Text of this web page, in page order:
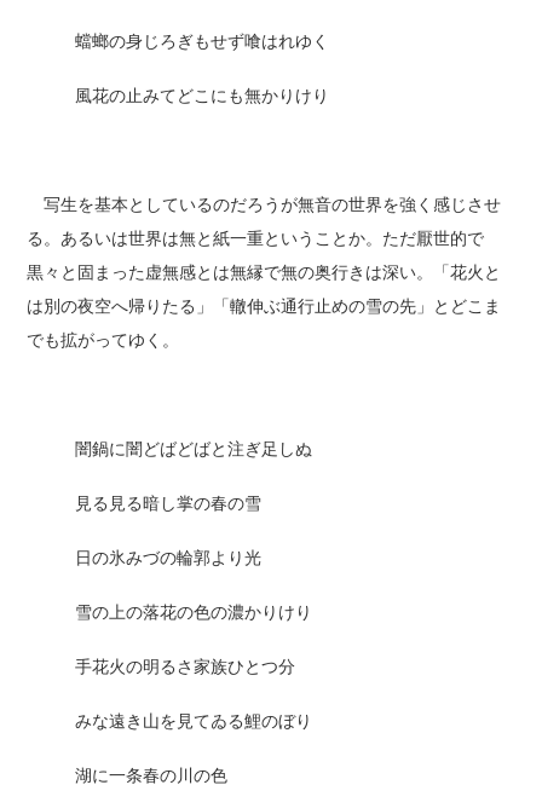
蟷螂の身じろぎもせず喰はれゆく
風花の止みてどこにも無かりけり
写生を基本としているのだろうが無音の世界を強く感じさせ
る。あるいは世界は無と紙一重ということか。ただ厭世的で
黒々と固まった虚無感とは無縁で無の奥行きは深い。「花火と
は別の夜空へ帰りたる」「轍伸ぶ通行止めの雪の先」とどこま
でも拡がってゆく。
闇鍋に闇どばどばと注ぎ足しぬ
見る見る暗し掌の春の雪
日の氷みづの輪郭より光
雪の上の落花の色の濃かりけり
手花火の明るさ家族ひとつ分
みな遠き山を見てゐる鯉のぼり
湖に一条春の川の色